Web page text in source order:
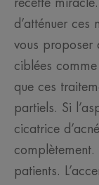
recette
d’atténuer ces
vous proposer
ciblées
que ces
partiels. Si
cicatrice
patients.